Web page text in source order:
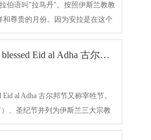
伯语叫"拉马丹"。按照伊斯兰教教
和尊贵的月份。因为安拉是在这个
。
Wish you a happy and blessed Eid al Adha 古尔邦节又称宰牲节。
Eid al Adha 古尔邦节又称宰牲节。
、圣纪节并列为伊斯兰三大宗教